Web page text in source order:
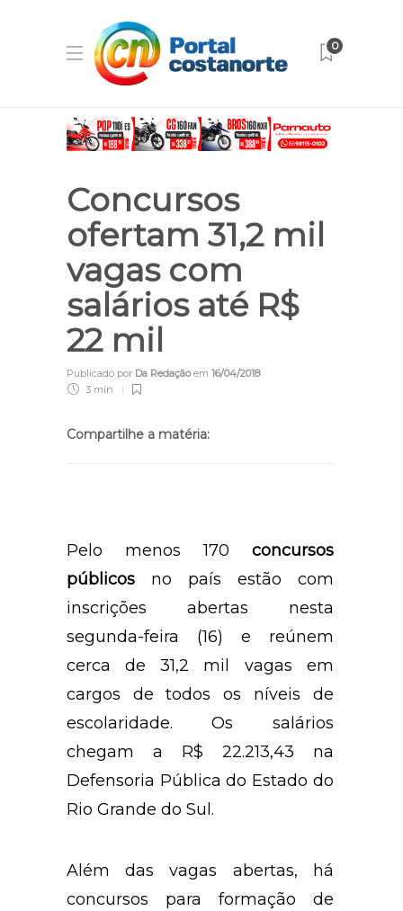
0
Concursos
ofertam 31,2 mil
vagas com
salários até R$
22 mil
Publicado por Da Redaçãoem 16/04/2018
3 min
Compartilhe a matéria:
Pelo menos 170 concursos
públicos no país estão com
inscrições abertas nesta
segunda-feira (16) e reúnem
cerca de 31,2 mil vagas em
cargos de todos os níveis de
escolaridade. Os salários
chegam a R$ 22.213,43 na
Defensoria Pública do Estado do
Rio Grande do Sul.
Além das vagas abertas, há
concursos para formação de